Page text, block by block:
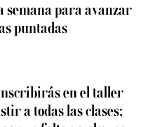
semana para avanzar
puntadas
en el taller
a todas las clases;